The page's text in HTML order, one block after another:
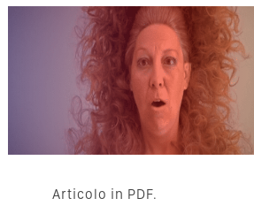
Articolo in PDF.